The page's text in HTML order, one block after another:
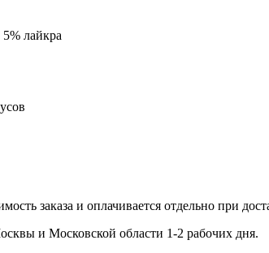
5% лайкра
заказа и оплачивается отдельно при
и Московской области 1-2 рабочих дня.